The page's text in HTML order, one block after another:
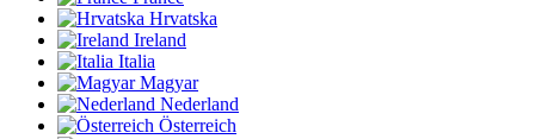
Hrvatska
Ireland
Italia
Magyar
Nederland
Österreich